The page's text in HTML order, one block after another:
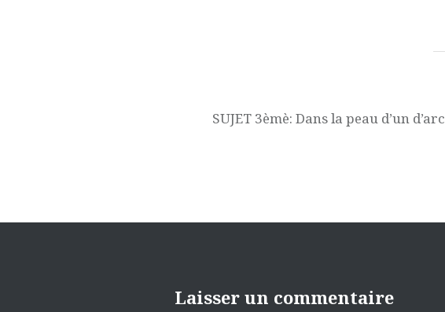
SUJET 3èmè: Dans la peau d’un
Laisser un commentaire